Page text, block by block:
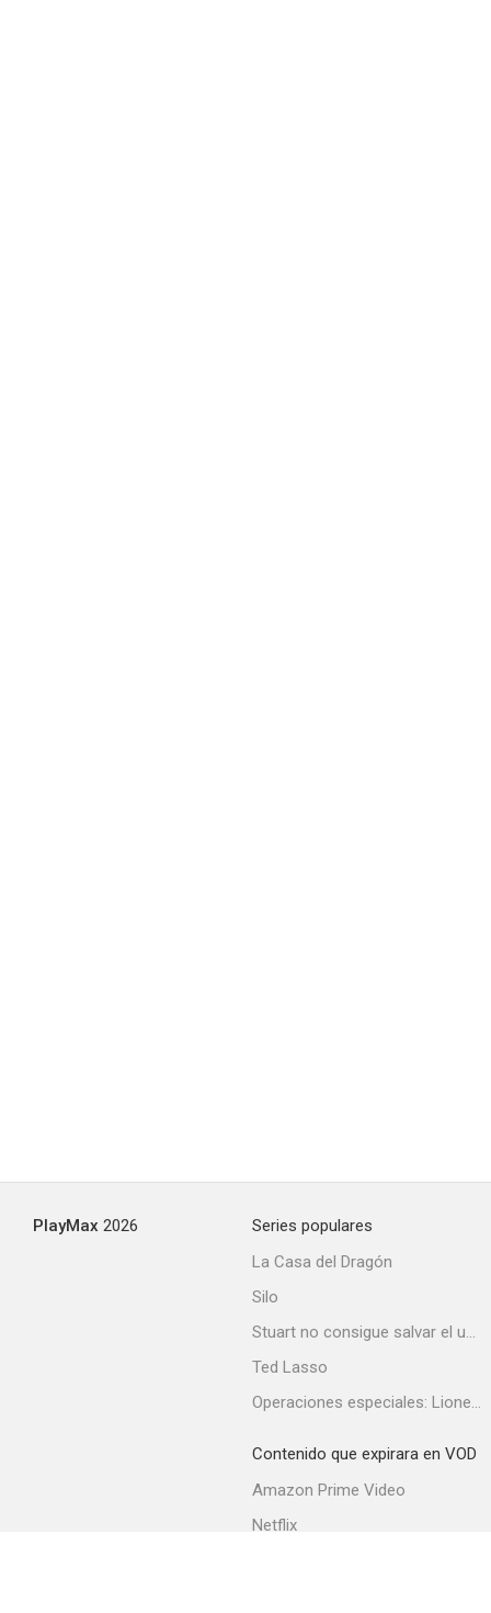
PlayMax 2026
Series populares
La Casa del Dragón
Silo
Stuart no consigue salvar el universo
Ted Lasso
Operaciones especiales: Lioness
Contenido que expirara en VOD
Amazon Prime Video
Netflix